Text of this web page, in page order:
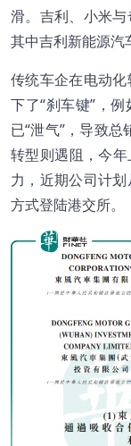
滑。吉利、小米与
其中吉利新能源汽
传统车企在电动
下了“刹车键”，
已“泄气”，导致总
转型则遇阻，今
力，近期公司计
方式登陆港交所。